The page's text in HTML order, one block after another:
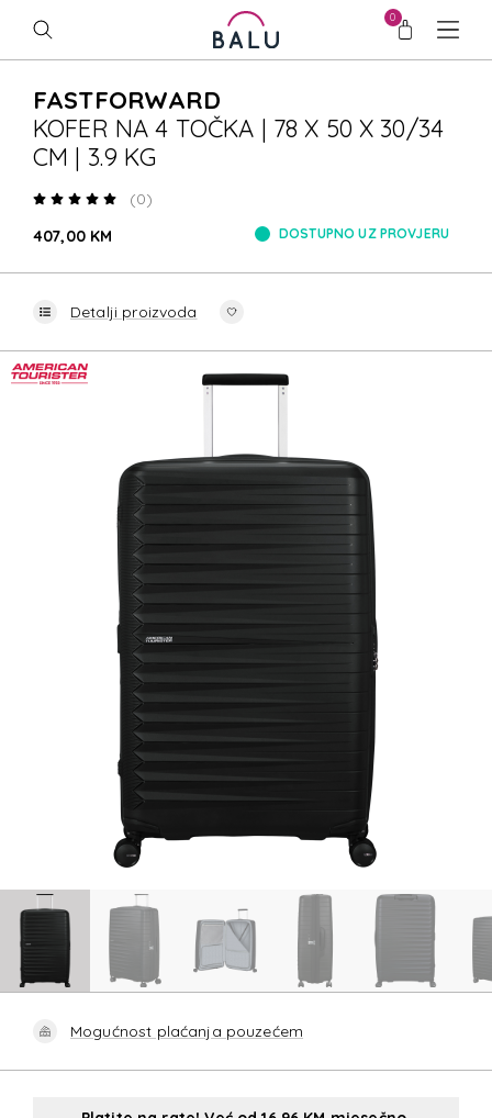
0
FASTFORWARD
KOFER NA 4 TOČKA | 78 X 50 X 30/34
CM | 3.9 KG
(0)
407,00 KM
DOSTUPNO UZ PROVJERU
Detalji proizvoda
Mogućnost plaćanja pouzećem